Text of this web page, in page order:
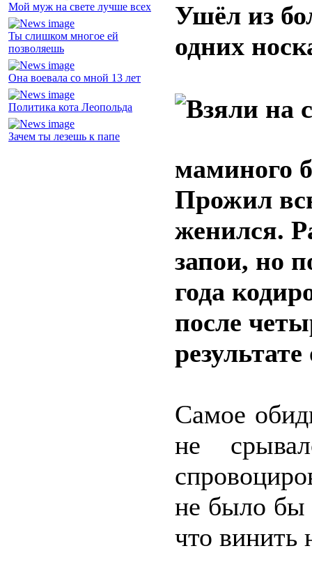
Мой муж на свете лучше всех
Ты слишком многое ей
позволяешь
Она воевала со мной 13 лет
Политика кота Леопольда
Зачем ты лезешь к папе
Ушёл из
одних
маминого
Прожил
женился.
запои, но
года
после
Самое
не
не было бы
что винить